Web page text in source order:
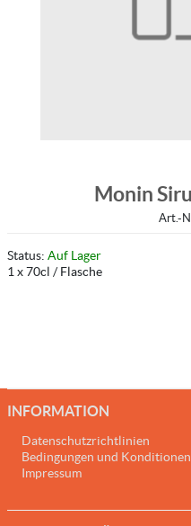
Monin
Art.-
Status: Auf Lager
1 x 70cl / Flasche
INFORMATION
Datenschutzrichtlinien
Bedingungen und Konditionen
Impressum